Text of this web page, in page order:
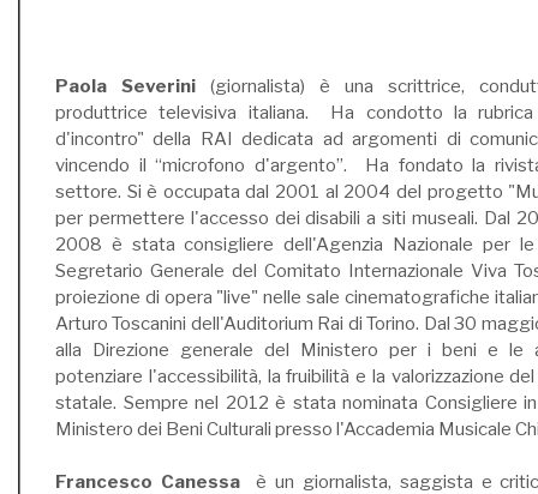
Paola Severini (giornalista) è una scrittrice,
produttrice televisiva italiana. Ha condotto la rubrica
d'incontro" della RAI dedicata ad argomenti di
vincendo il “microfono d'argento”. Ha fondato la
settore. Si è occupata dal 2001 al 2004 del progetto
per permettere l'accesso dei disabili a siti museali. Dal
2008 è stata consigliere dell'Agenzia Nazionale per
Segretario Generale del Comitato Internazionale Viva
proiezione di opera "live" nelle sale cinematografiche
Arturo Toscanini dell'Auditorium Rai di Torino. Dal 30
alla Direzione generale del Ministero per i beni e le
potenziare l'accessibilità, la fruibilità e la valorizzazione
statale. Sempre nel 2012 è stata nominata Consigliere
Ministero dei Beni Culturali presso l'Accademia Musicale
Francesco Canessaè un giornalista, saggista e